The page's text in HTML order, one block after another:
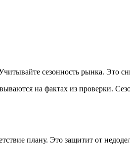
сезонность рынка. Это
на фактах из проверки.
плану. Это защитит от